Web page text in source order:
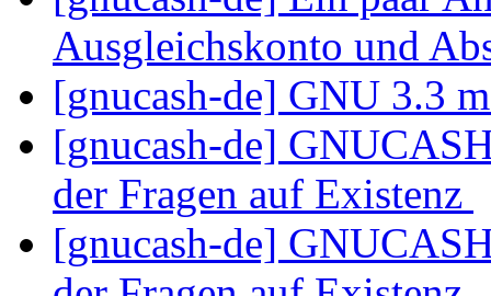
Ausgleichskonto und
[gnucash-de] GNU 3.3
[gnucash-de]
der Fragen auf Existenz
[gnucash-de]